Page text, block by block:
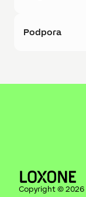
Podpora
Copyright © 2026